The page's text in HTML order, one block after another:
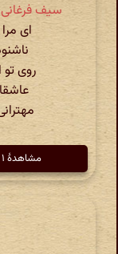
سیف فرغانی
ای
روی
مشاهدهٔ ۱ مورد هم آهنگ دیگر از سیف فرغانی